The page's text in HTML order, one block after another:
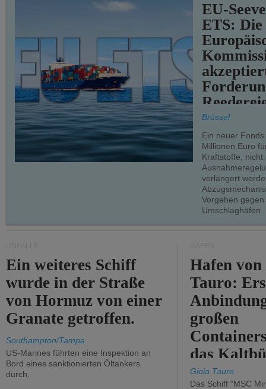
EU-
ETS: Die
teilweise.
Brüssel
Ein neuer
Millionen Euro
Kraftstoffe, nicht
verlängert
Vorgehen
Umschlaghäfen.
Ein weiteres Schiff
wurde in der Straße
von Hormuz von einer
Granate getroffen.
Southampton/Tampa
US-Marines führten eine Inspektion an
Bord eines sanktionierten Öltankers
durch.
Hafen
Tauro:
großen
das
Gioia Tauro
Das Schiff "MSC